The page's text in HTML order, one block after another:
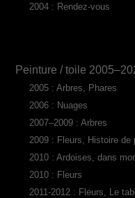
2004 : Rendez-vous
Peinture / toile
2005 : Arbres, Phares
2006 : Nuages
2007–2009 : Arbres
2009 : Fleurs, Histoire de
2010 : Ardoises, dans
2010 : Fleurs
2011-2012 : Fleurs, Le